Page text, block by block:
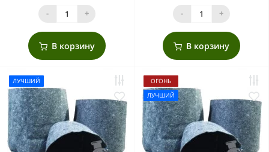
- +
В корзину
- +
В корзину
ЛУЧШИЙ
ОГОНЬ
ЛУЧШИЙ